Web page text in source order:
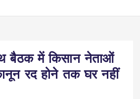
बैठक में किसान नेताओं
रद होने तक घर नहीं